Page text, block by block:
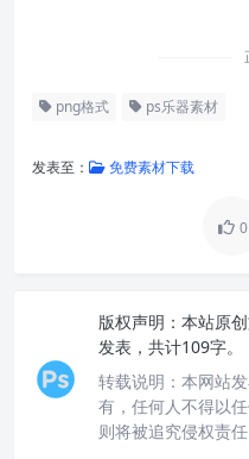
png格式 ps乐器素材
发表至： 免费素材下载
0
版权声明： 本站原
发表，共计109字。
转载说明： 本网站
有，任何人不得以
则将被追究侵权责任